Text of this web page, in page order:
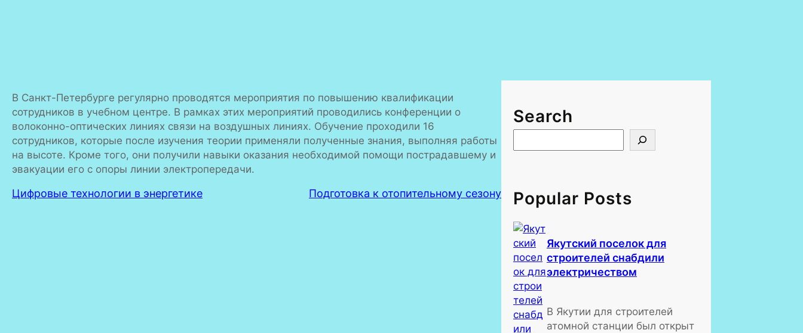
В Санкт-Петербурге регулярно проводятся мероприятия по повышению квалификации
сотрудников в учебном центре. В рамках этих мероприятий проводились конференции о
волоконно-оптических линиях связи на воздушных линиях. Обучение проходили 16
сотрудников, которые после изучения теории применяли полученные знания, выполняя работы
на высоте. Кроме того, они получили навыки оказания необходимой помощи пострадавшему и
эвакуации его с опоры линии электропередачи.
Цифровые технологии в энергетике Подготовка к отопительному сезону
Search
e
c
hPopular Posts
Якутский поселок для
строителей снабдили
электричеством
В Якутии для строителей
атомной станции был открыт